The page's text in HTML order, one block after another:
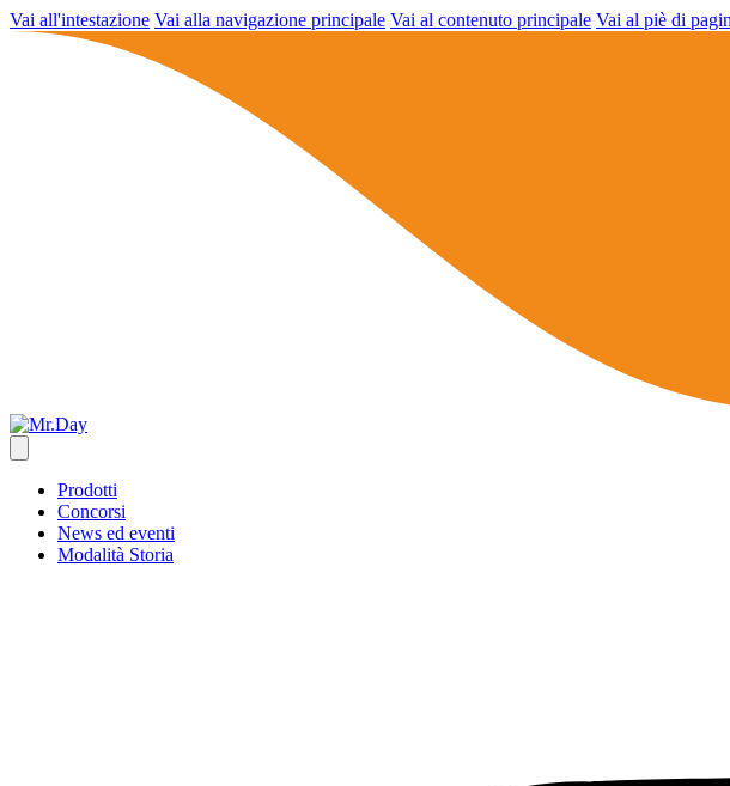
Vai all'intestazione Vai alla navigazione principale Vai al contenuto principale Vai al piè di
Prodotti
Concorsi
News ed eventi
Modalità Storia